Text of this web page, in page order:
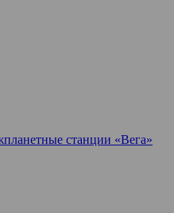
станции «Вега»